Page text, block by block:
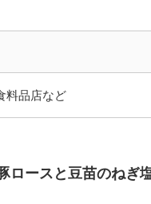
料品店など
ロースと豆苗のねぎ